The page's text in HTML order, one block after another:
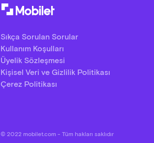
Sıkça Sorulan Sorular
Kullanım Koşulları
Üyelik Sözleşmesi
Kişisel Veri ve Gizlilik Politikası
Çerez Politikası
© 2022 mobilet.com - Tüm hakları saklıdır